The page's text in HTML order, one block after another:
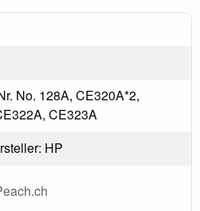
No. 128A, CE320A*2,
CE323A
HP